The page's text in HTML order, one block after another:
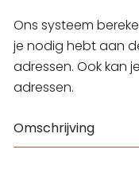
Ons systeem
je nodig hebt aan
adressen. Ook kan
adressen.
Omschrijving